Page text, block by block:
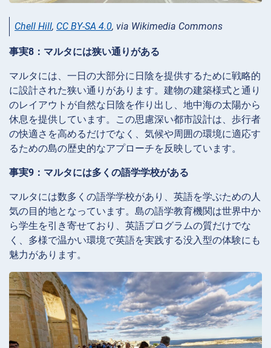
Chell Hill, CC BY-SA 4.0, via Wikimedia Commons
事実8：マルタには狭い通りがある
マルタには、一日の大部分に日陰を提供するために戦略的
に設計された狭い通りがあります。建物の建築様式と通り
のレイアウトが自然な日陰を作り出し、地中海の太陽から
休息を提供しています。この思慮深い都市設計は、歩行者
の快適さを高めるだけでなく、気候や周囲の環境に適応す
るための島の歴史的なアプローチを反映しています。
事実9：マルタには多くの語学学校がある
マルタには数多くの語学学校があり、英語を学ぶための人
気の目的地となっています。島の語学教育機関は世界中か
ら学生を引き寄せており、英語プログラムの質だけでな
く、多様で温かい環境で英語を実践する没入型の体験にも
魅力があります。